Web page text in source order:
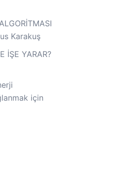
Karakuş
İŞE YARAR?
için